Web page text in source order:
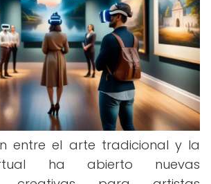
entre el arte tradicional y la
ha abierto nuevas